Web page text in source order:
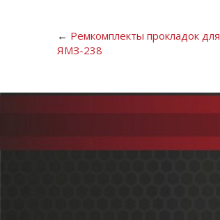
← Ремкомплекты прокладок
ЯМЗ-238